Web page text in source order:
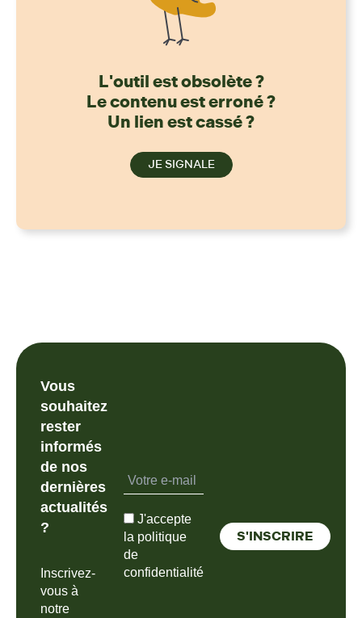
L'outil est obsolète ?
Le contenu est erroné ?
Un lien est cassé ?
JE SIGNALE
Vous
souhaitez
rester
informés
de nos
dernières
actualités
?
Inscrivez-
vous à
notre
J'accepte
la politique
de
confidentialité